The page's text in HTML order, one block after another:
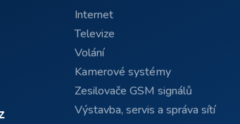
Internet
Televize
Volání
Kamerové systémy
Zesilovače GSM signálů
Výstavba, servis a správa sítí